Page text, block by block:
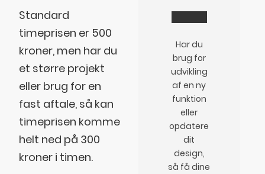
Standard
timeprisen er 500
kroner, men har du
et større projekt
eller brug for en
fast aftale, så kan
timeprisen komme
helt ned på 300
kroner i timen.
Har du
brug for
udvikling
af en ny
funktion
eller
opdatere
dit
design,
så få dine